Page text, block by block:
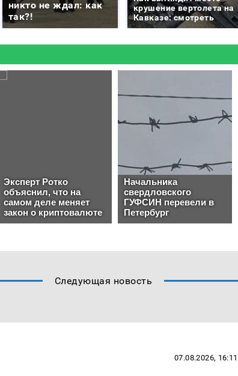
никто не ждал: как
так?!
крушение вертолета на
Кавказе: смотреть
Следующая новость
07.08.2026, 16:11